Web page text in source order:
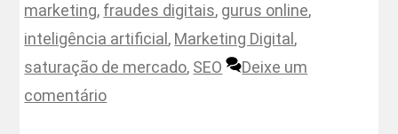
marketing, fraudes digitais, gurus online,
inteligência artificial , Marketing Digital ,
saturação de mercado, SEO
Deixe um
comentário